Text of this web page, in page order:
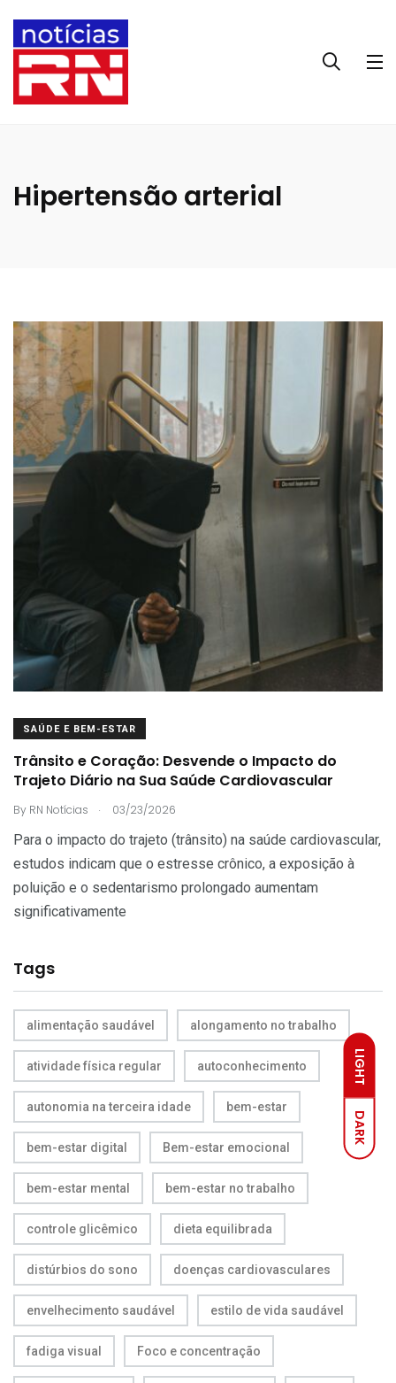
LIGHT
DARK
Hipertensão arterial
SAÚDE E BEM-ESTAR
Trânsito e Coração: Desvende o Impacto do
Trajeto Diário na Sua Saúde Cardiovascular
By RN Notícias . 03/23/2026
Para o impacto do trajeto (trânsito) na saúde cardiovascular,
estudos indicam que o estresse crônico, a exposição à
poluição e o sedentarismo prolongado aumentam
significativamente
Tags
alimentação saudável alongamento no trabalho
atividade física regular autoconhecimento
autonomia na terceira idade bem-estar
bem-estar digital Bem-estar emocional
bem-estar mental bem-estar no trabalho
controle glicêmico dieta equilibrada
distúrbios do sono doenças cardiovasculares
envelhecimento saudável estilo de vida saudável
fadiga visual Foco e concentração